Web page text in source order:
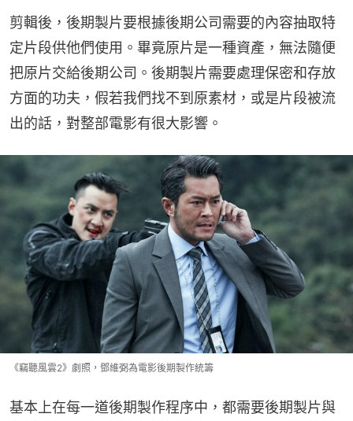
剪輯後，後期製片要根據後期公司需要的內容抽取特
定片段供他們使用。畢竟原片是一種資產，無法隨便
把原片交給後期公司。後期製片需要處理保密和存放
方面的功夫，假若我們找不到原素材，或是片段被流
出的話，對整部電影有很大影響。
《竊聽風雲2》劇照，鄧維弼為電影後期製作統籌
基本上在每一道後期製作程序中，都需要後期製片與